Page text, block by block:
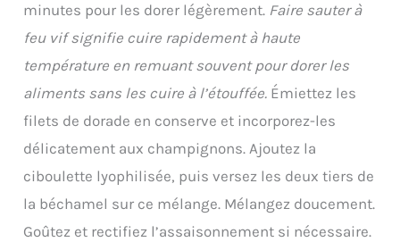
minutes pour les dorer légèrement. Faire sauter à
feu vif signifie cuire rapidement à haute
température en remuant souvent pour dorer les
aliments sans les cuire à l’étouffée. Émiettez les
filets de dorade en conserve et incorporez-les
délicatement aux champignons. Ajoutez la
ciboulette lyophilisée, puis versez les deux tiers de
la béchamel sur ce mélange. Mélangez doucement.
Goûtez et rectifiez l’assaisonnement si nécessaire.